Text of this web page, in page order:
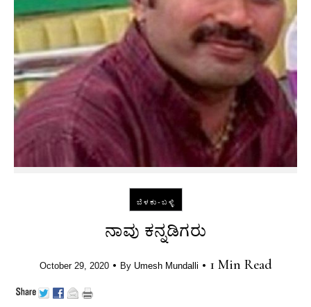
ಬೆಳಕು-ಬಳ್ಳಿ
ನಾವು ಕನ್ನಡಿಗರು
October 29, 2020 • By Umesh Mundalli • 1 Min Read